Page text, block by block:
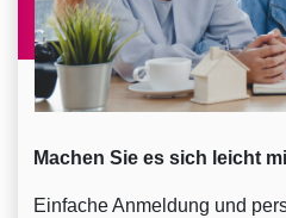
Machen Sie es sich leicht
Einfache Anmeldung und